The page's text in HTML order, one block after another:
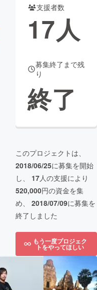
支援者数
17人
募集終了まで残
り
終了
このプロジェクトは、
2018/06/25に募集を開始
し、 17人の支援により
520,000円の資金を集
め、 2018/07/09に募集を
終了しました
もう一度プロジェク
トをやってほしい